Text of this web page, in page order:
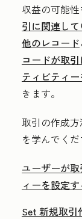
収益の可能性
引に関連し
他のレコード
コードが取
ティビティ
きます。
取引の作成
を学んでくだ
ユーザーが
ィーを設定す
Set 新規取引